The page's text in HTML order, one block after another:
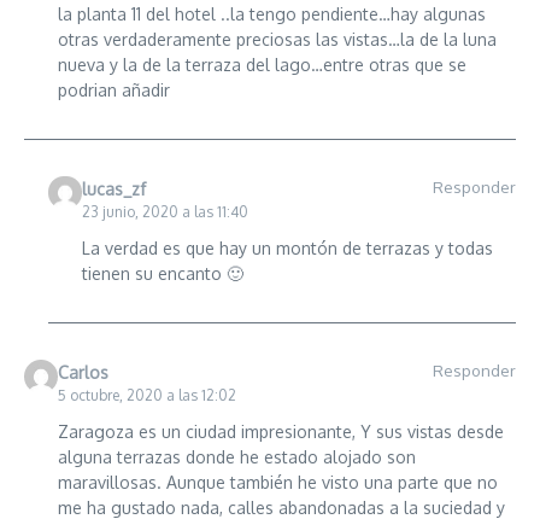
la planta 11 del hotel ..la tengo pendiente…hay algunas
otras verdaderamente preciosas las vistas…la de la luna
nueva y la de la terraza del lago…entre otras que se
podrian añadir
lucas_zf
23 junio, 2020 a las 11:40
Responder
La verdad es que hay un montón de terrazas y todas
tienen su encanto 🙂
Carlos
5 octubre, 2020 a las 12:02
Responder
Zaragoza es un ciudad impresionante, Y sus vistas desde
alguna terrazas donde he estado alojado son
maravillosas. Aunque también he visto una parte que no
me ha gustado nada, calles abandonadas a la suciedad y